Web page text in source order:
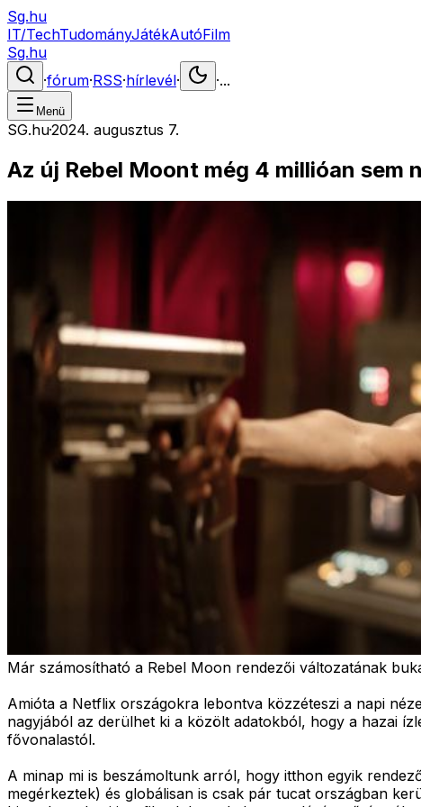
Sg.hu
IT/TechTudományJátékAutóFilm
Sg.hu
·fórum·RSS·hírlevél· ·...
Menü
SG.hu·2024. augusztus 7.
Az új Rebel Moont még 4 millióan sem
Már számosítható a Rebel Moon rendezői változatának
Amióta a Netflix országokra lebontva közzéteszi a napi
nagyjából az derülhet ki a közölt adatokból, hogy a hazai
fővonalastól.
A minap mi is beszámoltunk arról, hogy itthon egyik
megérkeztek) és globálisan is csak pár tucat országban